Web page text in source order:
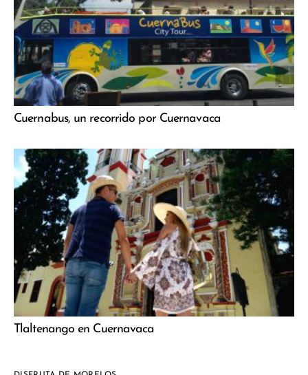
Cuernabus, un recorrido por Cuernavaca
Tlaltenango en Cuernavaca